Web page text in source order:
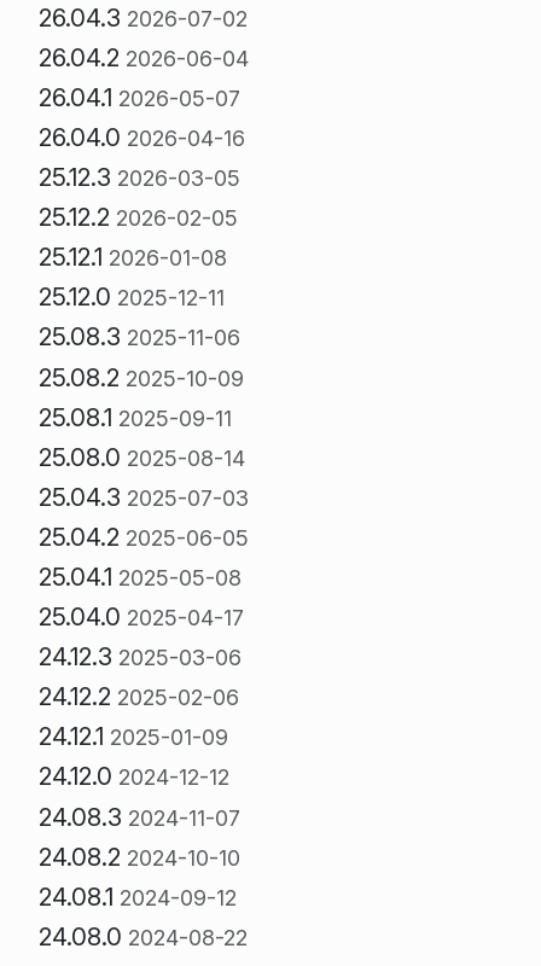
26.04.3 2026-07-02
26.04.2 2026-06-04
26.04.1 2026-05-07
26.04.0 2026-04-16
25.12.3 2026-03-05
25.12.2 2026-02-05
25.12.1 2026-01-08
25.12.0 2025-12-11
25.08.3 2025-11-06
25.08.2 2025-10-09
25.08.1 2025-09-11
25.08.0 2025-08-14
25.04.3 2025-07-03
25.04.2 2025-06-05
25.04.1 2025-05-08
25.04.0 2025-04-17
24.12.3 2025-03-06
24.12.2 2025-02-06
24.12.1 2025-01-09
24.12.0 2024-12-12
24.08.3 2024-11-07
24.08.2 2024-10-10
24.08.1 2024-09-12
24.08.0 2024-08-22